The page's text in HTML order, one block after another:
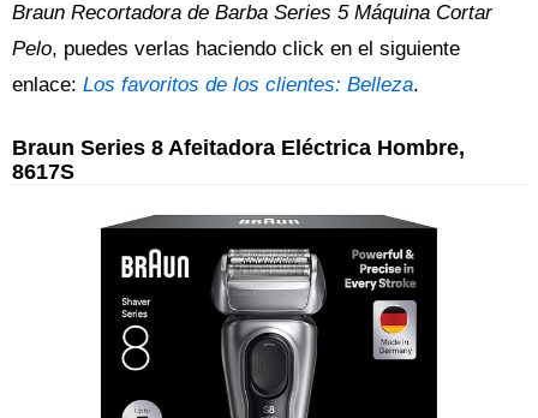
Braun Recortadora de Barba Series 5 Máquina Cortar
Pelo, puedes verlas haciendo click en el siguiente
enlace: Los favoritos de los clientes: Belleza.
Braun Series 8 Afeitadora Eléctrica Hombre,
8617S